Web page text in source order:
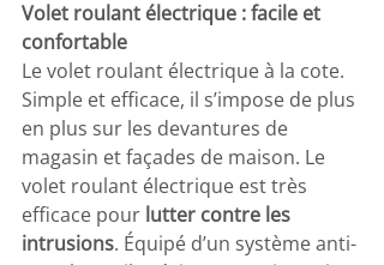
Volet roulant électrique : facile et
confortable
Le volet roulant électrique à la cote.
Simple et efficace, il s’impose de plus
en plus sur les devantures de
magasin et façades de maison. Le
volet roulant électrique est très
efficace pour lutter contre les
intrusions. Équipé d’un système anti-